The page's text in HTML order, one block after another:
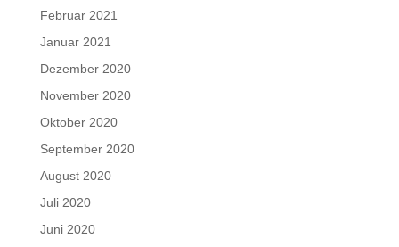
Februar 2021
Januar 2021
Dezember 2020
November 2020
Oktober 2020
September 2020
August 2020
Juli 2020
Juni 2020